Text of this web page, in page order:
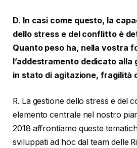
D. In casi come questo, la
dello stress e del conflitto è
Quanto peso ha, nella vostra
l’addestramento dedicato alla
in stato di agitazione, fragilità
R. La gestione dello stress e del
elemento centrale nel nostro
2018 affrontiamo queste
sviluppati ad hoc dal team delle